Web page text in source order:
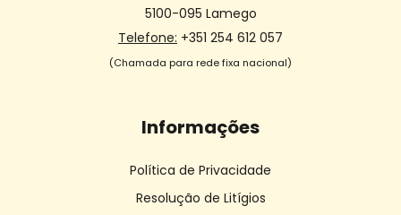
5100-095 Lamego
Telefone: +351 254 612 057
(Chamada para rede fixa nacional)
Informações
Política de Privacidade
Resolução de Litígios